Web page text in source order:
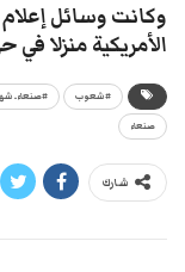
وكانت وسائل
الأمريكية منزلا
#شعوب #صنعاء..
صنعاء
شارك